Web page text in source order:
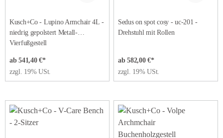
Kusch+Co - Lupino Armchair 4L -
niedrig gepolstert Metall-
Vierfußgestell
ab 541,40 €*
zzgl. 19% USt.
Sedus on spot cosy - uc-201 -
Drehstuhl mit Rollen
ab 582,00 €*
zzgl. 19% USt.